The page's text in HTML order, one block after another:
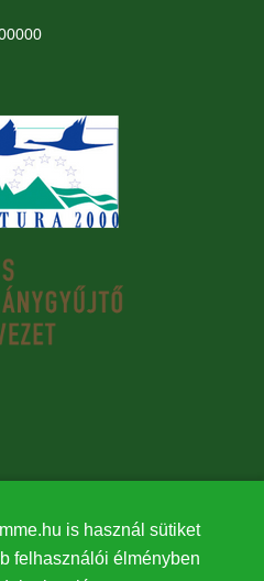
is használ sütiket
felhasználói élményben